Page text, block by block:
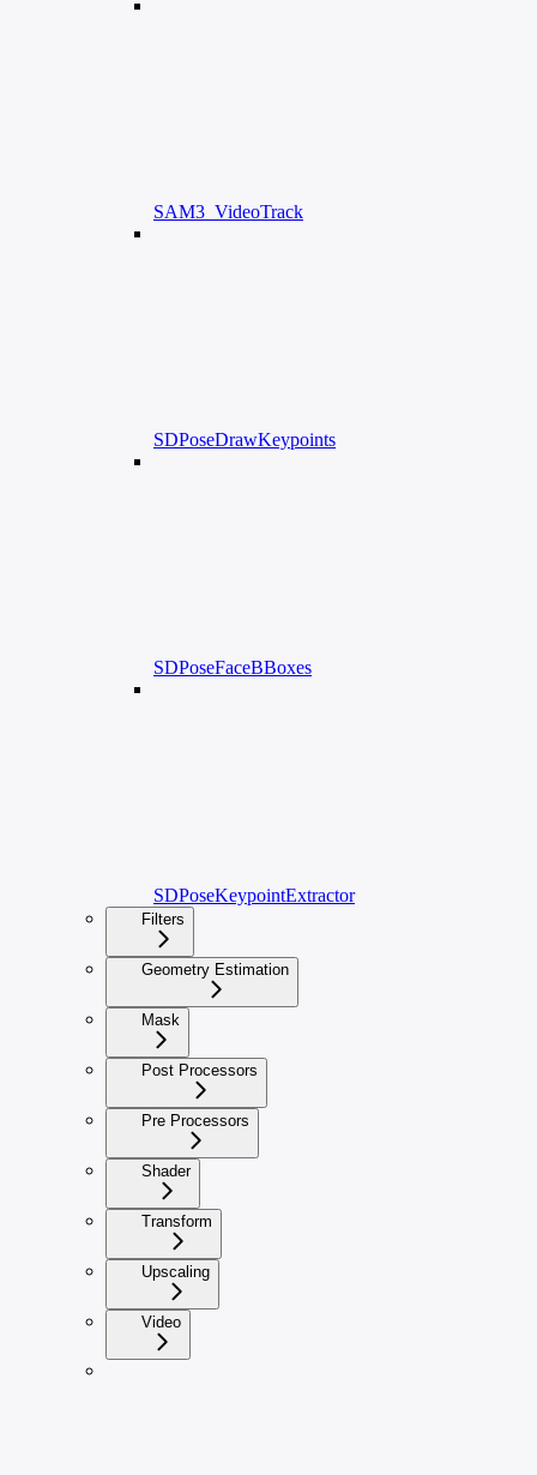
SAM3_VideoTrack
SDPoseDrawKeypoints
SDPoseFaceBBoxes
SDPoseKeypointExtractor
Filters
Geometry Estimation
Mask
Post Processors
Pre Processors
Shader
Transform
Upscaling
Video